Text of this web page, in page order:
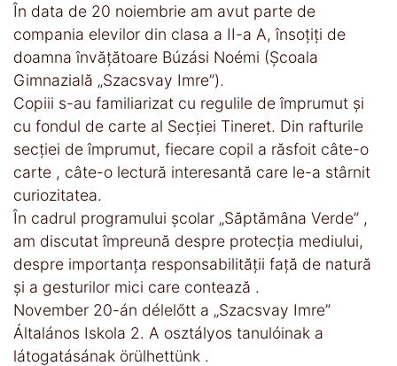
În data de 20 noiembrie am avut parte de
compania elevilor din clasa a II-a A, însoțiți de
doamna învățătoare Búzási Noémi (Școala
Gimnazială „Szacsvay Imre”).
Copiii s-au familiarizat cu regulile de împrumut și
cu fondul de carte al Secției Tineret. Din rafturile
secției de împrumut, fiecare copil a răsfoit câte-o
carte , câte-o lectură interesantă care le-a stârnit
curiozitatea.
În cadrul programului școlar „Săptămâna Verde” ,
am discutat împreună despre protecția mediului,
despre importanța responsabilității față de natură
și a gesturilor mici care contează .
November 20-án délelőtt a „Szacsvay Imre”
Általános Iskola 2. A osztályos tanulóinak a
látogatásának örülhettünk .